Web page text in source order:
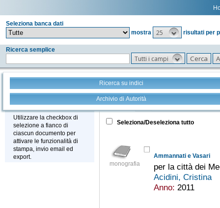
Seleziona banca dati
mostra
25 risultati per
Ricerca semplice
Tutti i campi
Ricerca su indici
Archivio di Autorità
Stampa - Email - Export
Utilizzare la checkbox di
selezione a fianco di
ciascun documento per
attivare le funzionalità di
stampa, invio email ed
export.
Tutto +
Seleziona/Deseleziona tutto
monografia
Ammannati e Vasari
per la città dei
Acidini, Cristina
Anno: 2011